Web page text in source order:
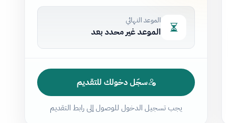
الموعد النهائي
الموعد غير محدد بعد
سجّل دخولك للتقديم
يجب تسجيل الدخول للوصول إلى رابط التقديم